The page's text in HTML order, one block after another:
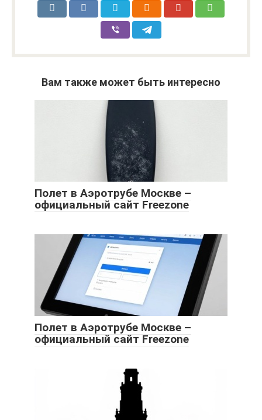
Вам также может быть интересно
Полет в Аэротрубе Москве –
официальный сайт Freezone
Полет в Аэротрубе Москве –
официальный сайт Freezone